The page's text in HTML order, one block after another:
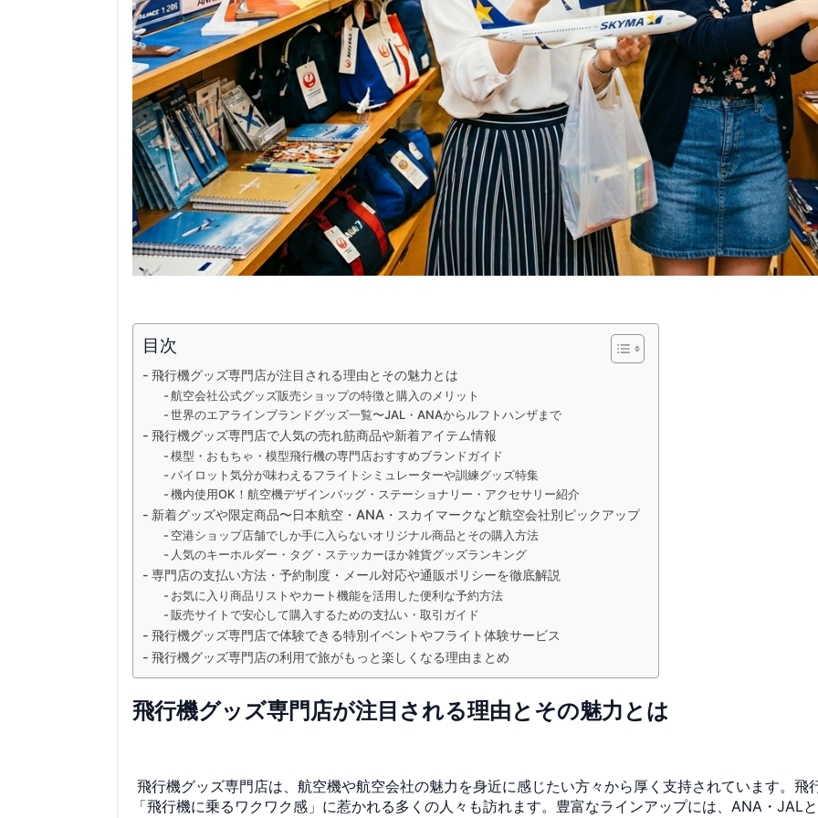
目次
飛行機グッズ専門店が注目される理由とその魅力とは
航空会社公式グッズ販売ショップの特徴と購入のメリット
世界のエアラインブランドグッズ一覧〜JAL・ANAからルフトハンザまで
飛行機グッズ専門店で人気の売れ筋商品や新着アイテム情報
模型・おもちゃ・模型飛行機の専門店おすすめブランドガイド
パイロット気分が味わえるフライトシミュレーターや訓練グッズ特集
機内使用OK！航空機デザインバッグ・ステーショナリー・アクセサリー紹介
新着グッズや限定商品〜日本航空・ANA・スカイマークなど航空会社別ピックアップ
空港ショップ店舗でしか手に入らないオリジナル商品とその購入方法
人気のキーホルダー・タグ・ステッカーほか雑貨グッズランキング
専門店の支払い方法・予約制度・メール対応や通販ポリシーを徹底解説
お気に入り商品リストやカート機能を活用した便利な予約方法
販売サイトで安心して購入するための支払い・取引ガイド
飛行機グッズ専門店で体験できる特別イベントやフライト体験サービス
飛行機グッズ専門店の利用で旅がもっと楽しくなる理由まとめ
飛行機グッズ専門店が注目される理由とその魅力とは
飛行機グッズ専門店は、航空機や航空会社の魅力を身近に感じたい方々から厚く支持されています。
「飛行機に乗るワクワク感」に惹かれる多くの人々も訪れます。豊富なラインアップには、ANA・JAL